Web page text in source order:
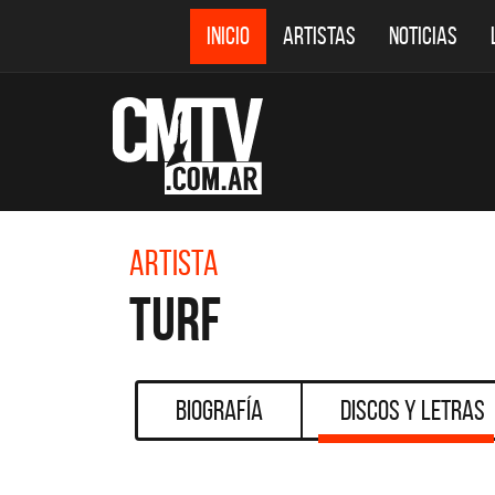
INICIO ARTISTAS NOTICIAS
Artista
Turf
Biografía Discos y Letras
DESTACADOS